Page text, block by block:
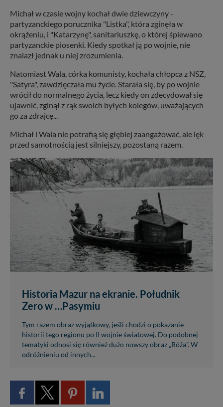
Michał w czasie wojny kochał dwie dziewczyny -
partyzanckiego porucznika "Listka", która zginęła w
okrążeniu, i "Katarzynę", sanitariuszkę, o której śpiewano
partyzanckie piosenki. Kiedy spotkał ją po wojnie, nie
znalazł jednak u niej zrozumienia.
Natomiast Wala, córka komunisty, kochała chłopca z NSZ,
"Satyra", zawdzięczała mu życie. Starała się, by po wojnie
wrócił do normalnego życia, lecz kiedy on zdecydował się
ujawnić, zginął z rąk swoich byłych kolegów, uważających
go za zdrajcę...
Michał i Wala nie potrafią się głębiej zaangażować, ale lęk
przed samotnością jest silniejszy, pozostaną razem.
Historia Mazur na ekranie. Południk
Zero w …Pasymiu
Tym razem obraz wyjątkowy, jeśli chodzi o pokazanie
historii tego regionu po II wojnie światowej. Do podobnej
tematyki odnosi się również dużo nowszy obraz „Róża”. W
odróżnieniu od innych...